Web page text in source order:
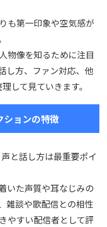
も第一印象や空気感が
物像を知るために注目
し方、ファン対応、他
して見ていきます。
ションの特徴
と話し方は最重要ポイ
いた声質や耳なじみの
雑談や歌配信との相性
やすい配信者として評